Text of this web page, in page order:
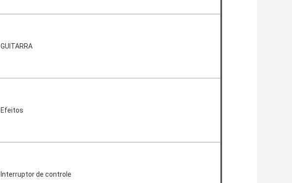
GUITARRA
Efeitos
Interruptor de controle